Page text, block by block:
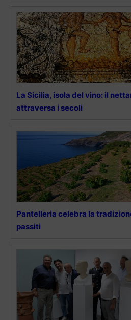
La Sicilia, isola del vino: il
attraversa i secoli
Pantelleria celebra la
passiti